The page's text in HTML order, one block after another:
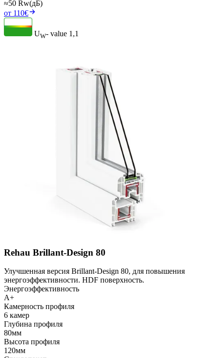
≈50 Rw(дБ)
от 110€
UW- value 1,1
Rehau Brillant-Design 80
Улучшенная версия Brillant-Design 80, для повышения
энергоэффективности. HDF поверхность.
Энергоэффективность
A+
Камерность профиля
6 камер
Глубина профиля
80мм
Высота профиля
120мм